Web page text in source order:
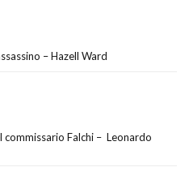
– Hazell Ward
commissario Falchi – Leonardo